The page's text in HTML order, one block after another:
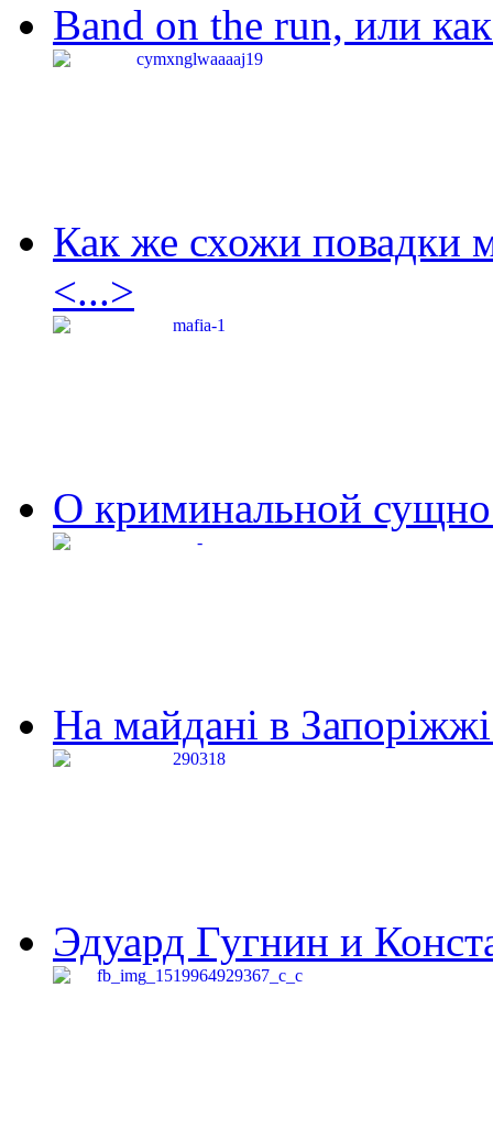
Band on the run, или
Как же схожи повадки
<...>
О криминальной
На майдані в
Эдуард Гугнин и